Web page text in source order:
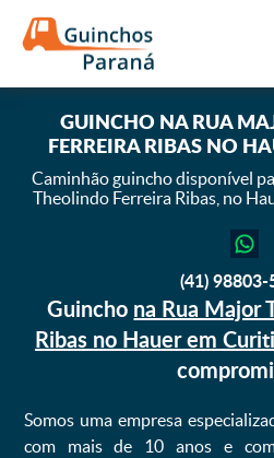
GUINCHONA RUA
FERREIRA RIBAS NO
Caminhão guincho disponível
Theolindo Ferreira Ribas, no
(41)
Guincho na Rua Major
Ribas no Hauer em
Somos uma empresa
com mais de 10 anos e